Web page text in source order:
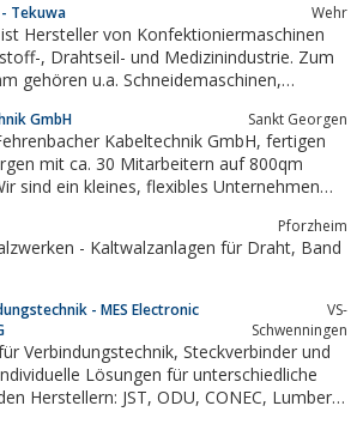
Tekuwa Wehr
Hersteller von Konfektioniermaschinen
gehören u.a. Schneidemaschinen,
GmbH Sankt Georgen
mit ca. 30 Mitarbeitern auf 800qm
flexibles Unternehmen
haben immer...
Pforzheim
- Kaltwalzanlagen für Draht, Band
- MES Electronic
VS-
Schwenningen
Steckverbinder und
Lösungen für unterschiedliche
JST, ODU, CONEC, Lumberg,